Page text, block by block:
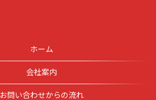
ホーム
会社案内
お問い合わせからの流れ